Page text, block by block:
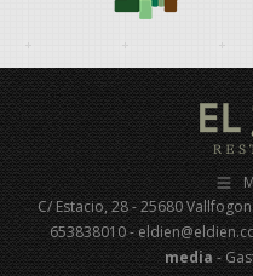
C/ Estacio, 28 - 25680
653838010 -
media-